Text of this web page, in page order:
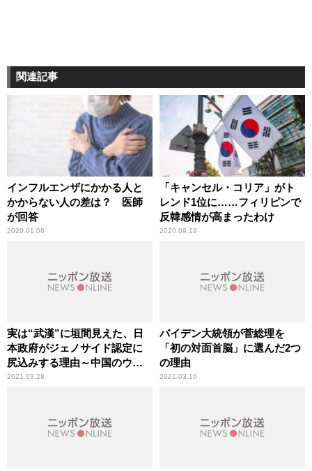
関連記事
インフルエンザにかかる人と
かからない人の差は？ 医師
が回答
2020.01.08
「キャンセル・コリア」がト
レンド1位に……フィリピンで
反韓感情が高まったわけ
2020.09.19
実は“武漢”に垣間見えた、日
本政府がジェノサイド認定に
尻込みする理由～中国のウイ
グル弾圧
2021.03.28
バイデン大統領が菅総理を
「初の対面首脳」に選んだ2つ
の理由
2021.03.16